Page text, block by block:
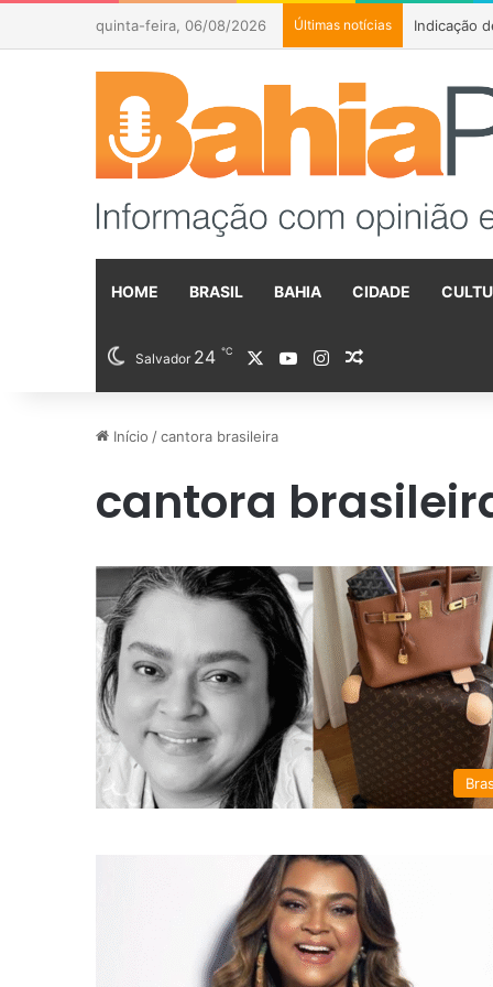
quinta-feira, 06/08/2026 Últimas notícias
HOME BRASIL BAHIA CIDADE
Salvador 24 ℃ YouTubeInstagram
Início /cantora brasileira
cantora